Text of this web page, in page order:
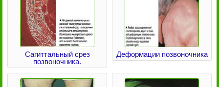
Сагиттальный срез
позвоночника.
Деформации позвоночника